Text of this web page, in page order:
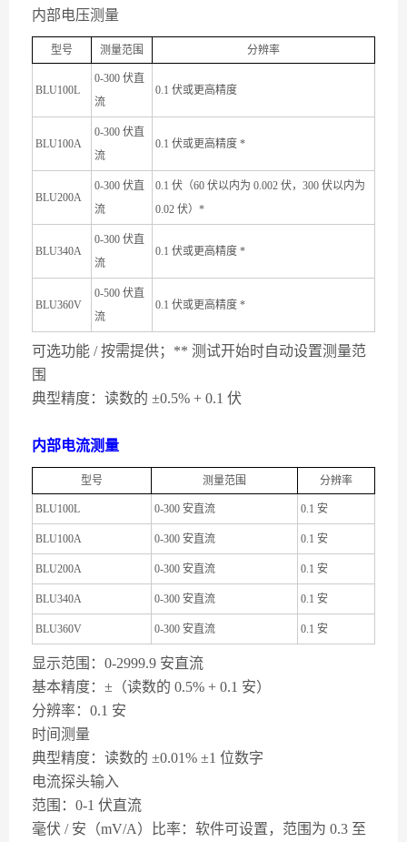
内部电压测量
型号 测量范围 分辨率
BLU100L
0-300 伏直
流
0.1 伏或更高精度
BLU100A
0-300 伏直
流
0.1 伏或更高精度 *
BLU200A
0-300 伏直
流
0.1 伏（60 伏以内为 0.002 伏，300 伏以内为
0.02 伏）*
BLU340A
0-300 伏直
流
0.1 伏或更高精度 *
BLU360V
0-500 伏直
流
0.1 伏或更高精度 *
可选功能 / 按需提供；** 测试开始时自动设置测量范
围
典型精度：读数的 ±0.5% + 0.1 伏
内部电流测量
型号 测量范围 分辨率
BLU100L 0-300 安直流 0.1 安
BLU100A 0-300 安直流 0.1 安
BLU200A 0-300 安直流 0.1 安
BLU340A 0-300 安直流 0.1 安
BLU360V 0-300 安直流 0.1 安
显示范围：0-2999.9 安直流
基本精度：±（读数的 0.5% + 0.1 安）
分辨率：0.1 安
时间测量
典型精度：读数的 ±0.01% ±1 位数字
电流探头输入
范围：0-1 伏直流
毫伏 / 安（mV/A）比率：软件可设置，范围为 0.3 至